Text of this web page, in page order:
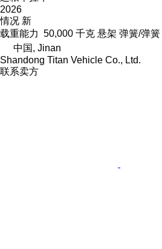
2026
情况 新
载重能力 50,000 千克 悬架 弹簧/弹簧
中国, Jinan
Shandong Titan Vehicle Co., Ltd.
联系卖方